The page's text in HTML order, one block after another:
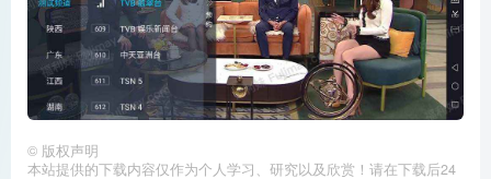
© 版权声明
本站提供的下载内容仅作为个人学习、研究以及欣赏！请在下载后24